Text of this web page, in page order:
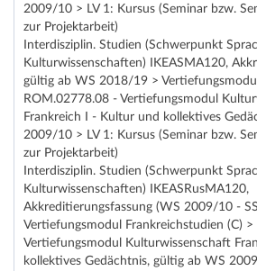
2009/10 > LV 1: Kursus (Seminar bzw.
zur Projektarbeit)
Interdisziplin. Studien (Schwerpunkt
Kulturwissenschaften) IKEASMA120,
gültig ab WS 2018/19 >
ROM.02778.08 - Vertiefungsmodul
Frankreich I - Kultur und kollektives
2009/10 > LV 1: Kursus (Seminar bzw.
zur Projektarbeit)
Interdisziplin. Studien (Schwerpunkt
Kulturwissenschaften) IKEASRusMA120,
Akkreditierungsfassung (WS 2009/10 -
Vertiefungsmodul Frankreichstudien (C)
Vertiefungsmodul Kulturwissenschaft
kollektives Gedächtnis, gültig ab WS